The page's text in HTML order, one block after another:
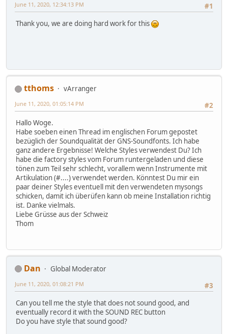
#1
June 11, 2020, 12:34:13 PM
Thank you, we are doing hard work for this
tthoms
vArranger
#2
June 11, 2020, 01:05:14 PM
Hallo Woge.
Habe soeben einen Thread im englischen Forum gepostet
bezüglich der Soundqualität der GNS-Soundfonts. Ich habe
ganz andere Ergebnisse! Welche Styles verwendest Du? Ich
habe die factory styles vom Forum runtergeladen und diese
tönen zum Teil sehr schlecht, vorallem wenn Instrumente mit
Artikulation (#....) verwendet werden. Könntest Du mir ein
paar deiner Styles eventuell mit den verwendeten mysongs
schicken, damit ich überüfen kann ob meine Installation richtig
ist. Danke vielmals.
Liebe Grüsse aus der Schweiz
Thom
Dan
Global Moderator
#3
June 11, 2020, 01:08:21 PM
Can you tell me the style that does not sound good, and
eventually record it with the SOUND REC button
Do you have style that sound good?